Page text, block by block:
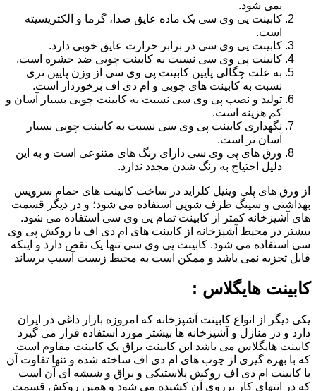
نمی شود.
کابینت پی وی سی یک ماده عایق صدا، گرما و الکتریسیته
است.
کابینت پی وی سی در برابر حرارت عایق خوبی دارد.
کابینت پی وی سی نسبت به کابینت چوبی ضد حشره است.
به علت چگالی پایین کابینت پی وی سی از وزن پایین تری
نسبت به کابینت های چوبی و ام دی اف برخوردار است.
تولید و نصب پی وی سی نسبت به کابینت چوبی بسیار آسان و
کم هزینه است.
نگهداری کابینت پی وی سی نسبت به کابینت چوبی بسیار
آسان تر است.
ورق های پی وی سی دارای رنگ های متنوعی است و به این
دلیل احتیاج به رنگ شدن مجدد ندارد.
از ورق های پلی وینیل کلراید در ساخت کابینت های حمام سرویس
بهداشتی و سینگ ظرف شویی استفاده می شود؛ و در دیگر قسمت
های آشپزخانه کمتر از کابینت تمام پی وی سی استفاده می شود.
بیشتر در محیط آشپزخانه از کابینت های ام دی اف با روکش پی وی
سی استفاده می شود. کابینت پی وی سی تنها یک نقص دارد و اینکه
قابل تجزیه نمی باشد و ممکن است به محیط زیست آسیب برساند
کابینت هایگلاس :
یکی دیگر از انواع کابینت آشپزخانه که امروزه بازار داغی در ایران
دارد و در منازل و آشپزخانه ها بیشتر مورد استفاده قرار می گیرد
کابینت هایگلاس می باشد این کابینت براق یک کابینت مقاوم است
که با بهره گیری از چوب های ام دی اف ساخته شده و تنها تفاوت آن
با کابینت ام دی اف روکش پلاستیکی و براق و شیشه ای آن است
که در انتهای کار برروی آن کشیده می شود و همین روکش قسمت